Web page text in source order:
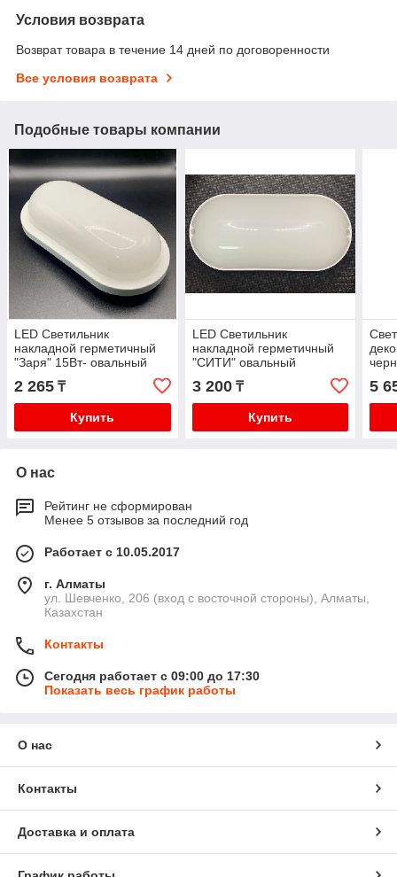
Условия возврата
Возврат товара в течение 14 дней по договоренности
Все условия возврата
Подобные товары компании
LED Светильник
накладной герметичный
"Заря" 15Вт- овальный
2 265 ₸
Купить
LED Светильник
накладной герметичный
"СИТИ" овальный
3 200₸
Купить
5
О нас
Рейтинг не сформирован
Менее 5 отзывов за последний год
Работает с 10.05.2017
г. Алматы
ул. Шевченко, 206 (вход с восточной стороны), Алматы,
Казахстан
Контакты
Сегодня работает с 09:00 до 17:30
Показать весь график работы
О нас
Контакты
Доставка и оплата